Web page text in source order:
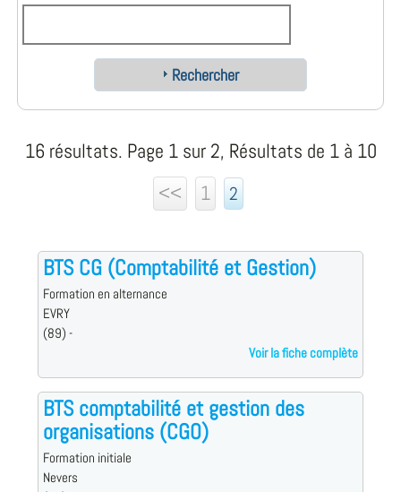
Rechercher
16 résultats. Page 1 sur 2, Résultats de 1 à 10
<<
1 2
BTS CG (Comptabilité et Gestion)
Formation en alternance
EVRY
(89) -
Voir la fiche complète
BTS comptabilité et gestion des
organisations (CGO)
Formation initiale
Nevers